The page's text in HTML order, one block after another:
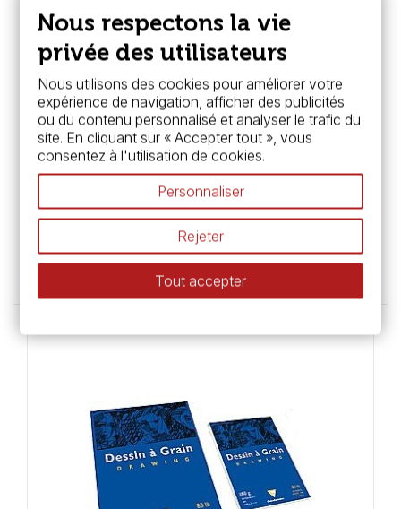
Rouleau de papier kraft blanc et lisse -
60gr/m²
Dès 4,95 €
Nous respectons la vie
privée des utilisateurs
Nous utilisons des cookies pour améliorer votre
expérience de navigation, afficher des publicités
ou du contenu personnalisé et analyser le trafic du
site. En cliquant sur « Accepter tout », vous
consentez à l'utilisation de cookies.
Personnaliser
Rejeter
Tout accepter